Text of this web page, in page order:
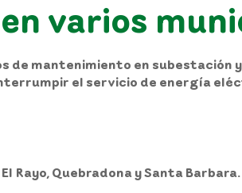
varios
de mantenimiento en
el servicio de energía
Rayo, Quebradona y Santa Barbara.